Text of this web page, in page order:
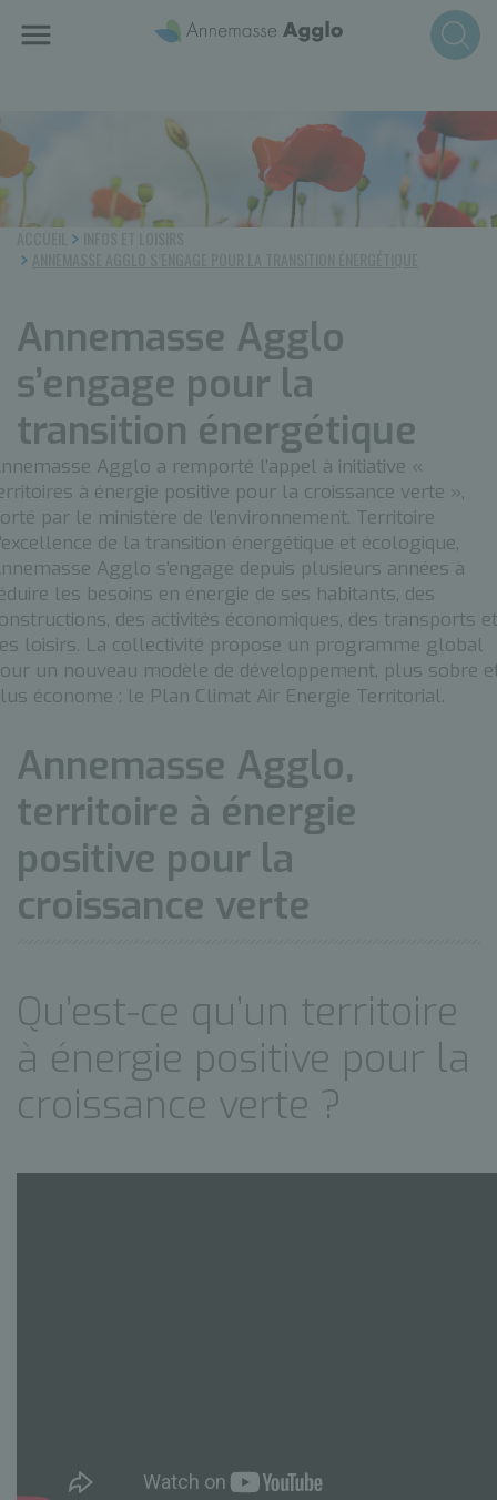
Annemasse Agglo
s’engage pour la
transition énergétique
Agglo a remporté l’appel à initiative «
à énergie positive pour la croissance verte »,
par le ministère de l’environnement. Territoire
de la transition énergétique et écologique,
Agglo s’engage depuis plusieurs années à
les besoins en énergie de ses habitants, des
des activités économiques, des transports et
loisirs. La collectivité propose un programme global
un nouveau modèle de développement, plus sobre
économe : le Plan Climat Air Energie Territorial.
Annemasse Agglo,
territoire à énergie
positive pour la
croissance verte
Qu’est-ce qu’un territoire
à énergie positive pour la
croissance verte ?